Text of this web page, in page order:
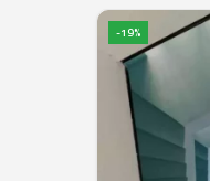
-19%